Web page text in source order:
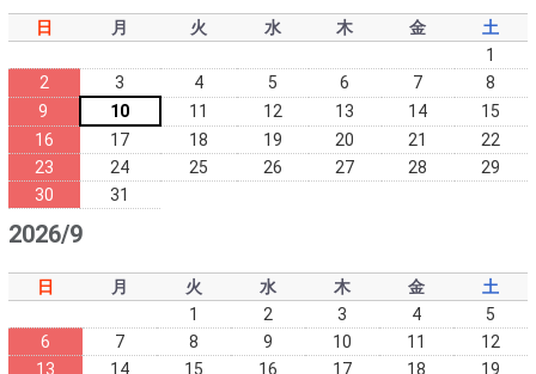
日 月 火 水 木 金
土
1
2
3 4 5 6 7
8
9
10 11 12 13 14
15
16
17 18 19 20 21
22
23
24 25 26 27 28
29
30
31
2026/9
日 月 火 水 木 金
土
1
2 3 4
5
6
7 8 9 10 11
12
13
14 15 16 17 18 19